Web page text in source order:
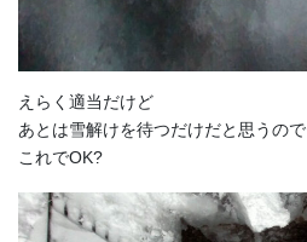
えらく適当だけど
あとは雪解けを待つだけだと思うので
これでOK?